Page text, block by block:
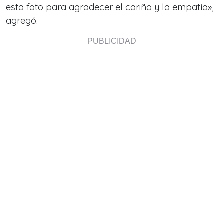
esta foto para agradecer el cariño y la empatía»,
agregó.